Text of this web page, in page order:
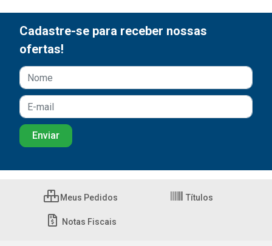
Cadastre-se para receber nossas
ofertas!
Meus Pedidos Títulos
Notas Fiscais